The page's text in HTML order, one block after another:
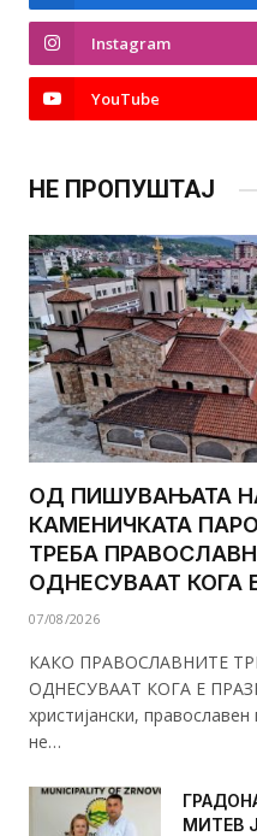
Instagram
YouTube
НЕ ПРОПУШТАЈ
ОД ПИШУВАЊАТА
КАМЕНИЧКАТА
ТРЕБА
ОДНЕСУВААТ КОГА
07/08/2026
КАКО ПРАВОСЛАВНИТЕ
ОДНЕСУВААТ КОГА Е
христијански,
не…
МИТЕВ